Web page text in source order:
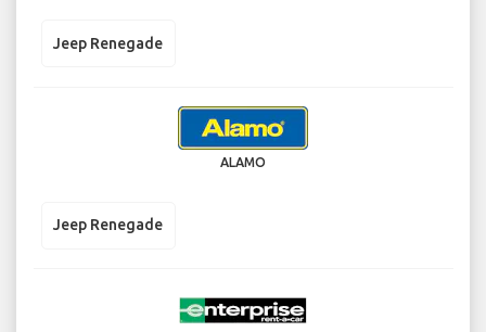
Jeep Renegade
ALAMO
Jeep Renegade